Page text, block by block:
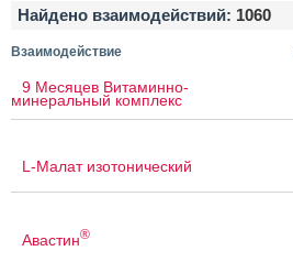
Найдено взаимодействий: 1060
Взаимодействие
9 Месяцев Витаминно-
минеральный комплекс
L-Малат изотонический
Авастин®